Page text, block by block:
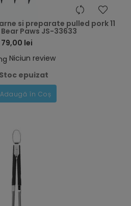
si preparate pulled pork 11
Bear Paws JS-33633
79,00 lei
Niciun review
Stoc epuizat
Adaugă în Coș